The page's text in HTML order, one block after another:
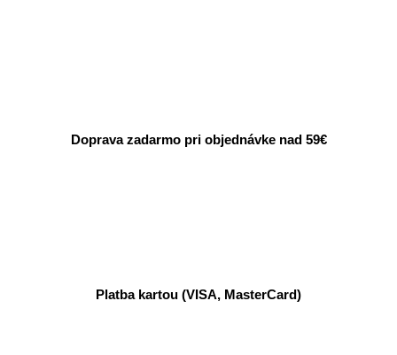
Doprava zadarmo pri objednávke nad 59€
Platba kartou (VISA, MasterCard)